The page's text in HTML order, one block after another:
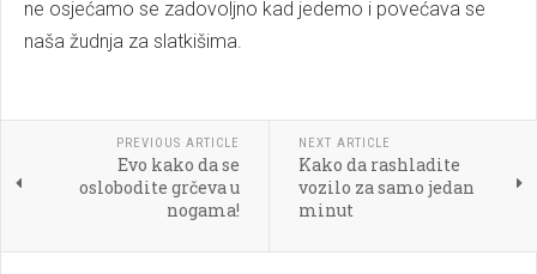
ne osjećamo se zadovoljno kad jedemo i povećava se
naša žudnja za slatkišima.
PREVIOUS ARTICLE
Evo kako da se
oslobodite grčeva u
nogama!
NEXT ARTICLE
Kako da rashladite
vozilo za samo jedan
minut